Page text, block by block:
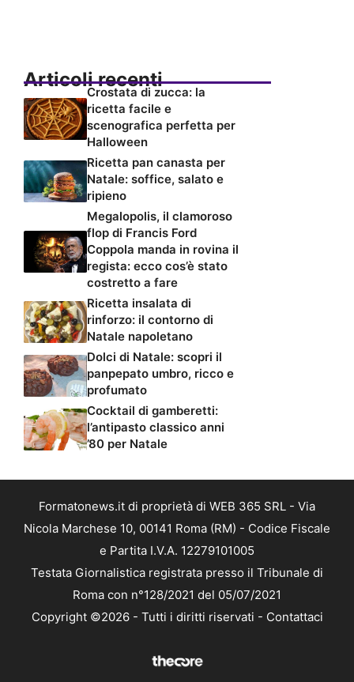
Articoli recenti
Crostata di zucca: la
ricetta facile e
scenografica perfetta per
Halloween
Ricetta pan canasta per
Natale: soffice, salato e
ripieno
Megalopolis, il clamoroso
flop di Francis Ford
Coppola manda in rovina il
regista: ecco cos’è stato
costretto a fare
Ricetta insalata di
rinforzo: il contorno di
Natale napoletano
Dolci di Natale: scopri il
panpepato umbro, ricco e
profumato
Cocktail di gamberetti:
l’antipasto classico anni
’80 per Natale
Formatonews.it di proprietà di WEB 365 SRL - Via
Nicola Marchese 10, 00141 Roma (RM) - Codice Fiscale
e Partita I.V.A. 12279101005
Testata Giornalistica registrata presso il Tribunale di
Roma con n°128/2021 del 05/07/2021
Copyright ©2026 - Tutti i diritti riservati - Contattaci